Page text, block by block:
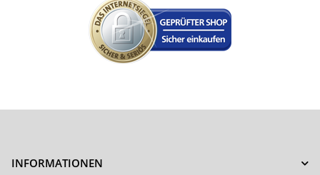
INFORMATIONEN